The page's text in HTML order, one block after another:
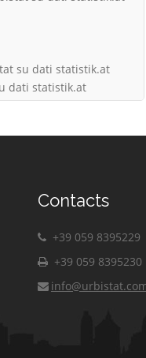
su dati statistik.at
dati statistik.at
Contacts
+39 059 8395229
+39 059 8395230